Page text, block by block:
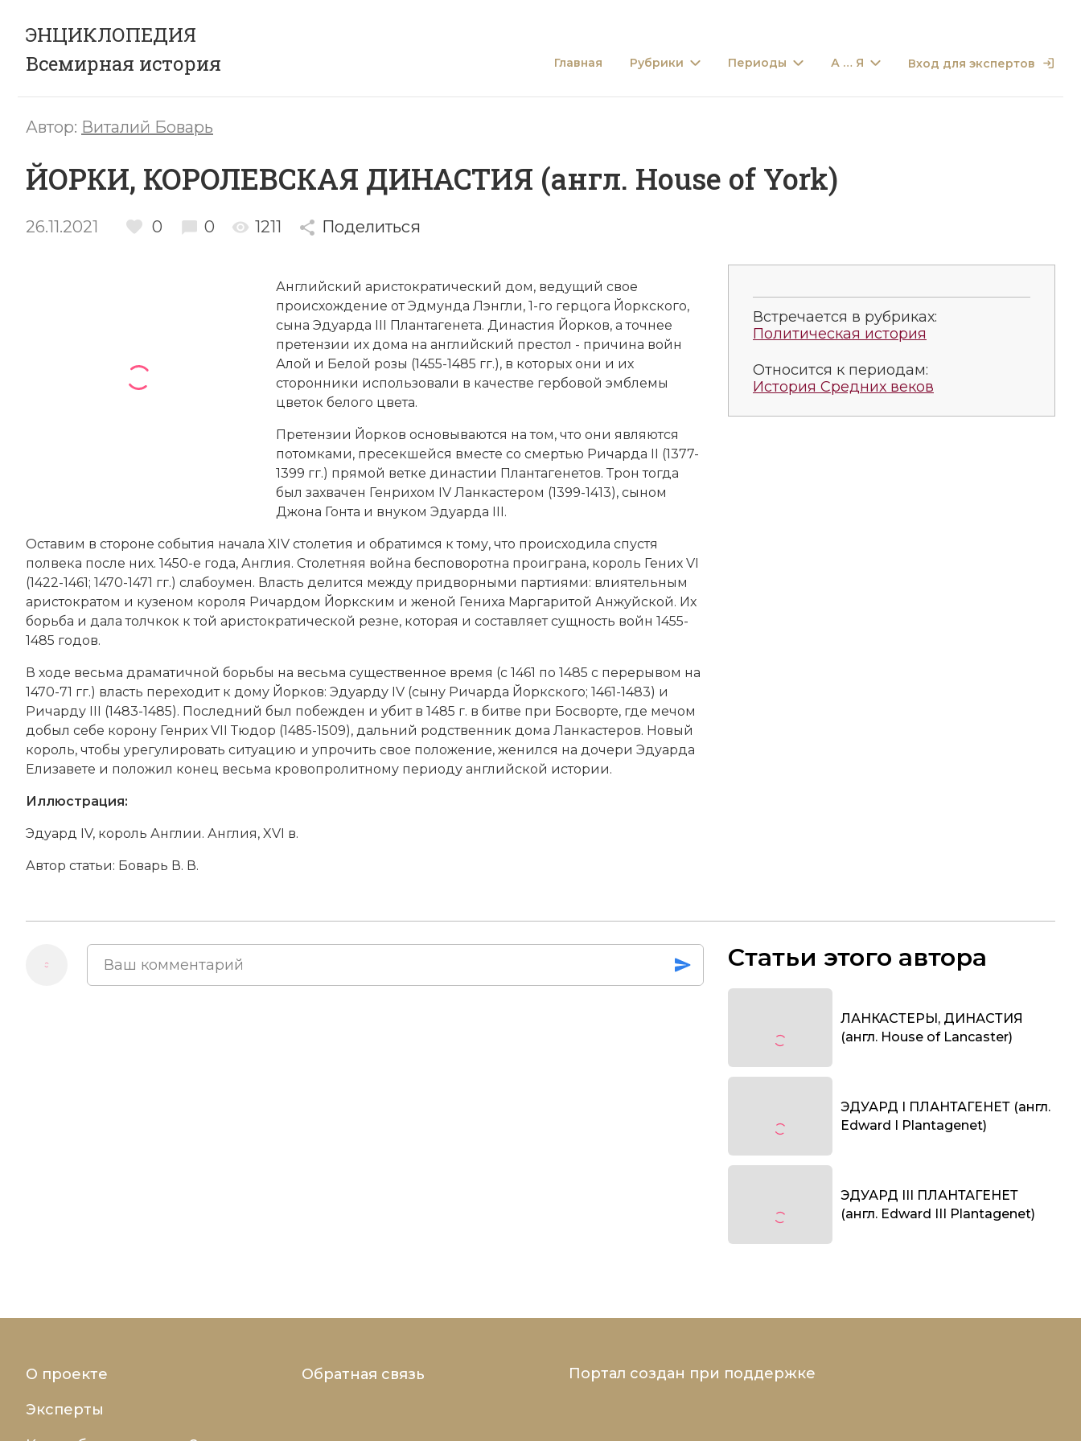
ЭНЦИКЛОПЕДИЯ
Всемирная история
Главная Рубрики Периоды А … Я Вход для экспертов
Автор: Виталий Боварь
ЙОРКИ, КОРОЛЕВСКАЯ ДИНАСТИЯ (англ. House of York)
26.11.2021 0 0 1211 Поделиться
Английский аристократический дом, ведущий свое
происхождение от Эдмунда Лэнгли, 1-го герцога Йоркского,
сына Эдуарда III Плантагенета. Династия Йорков, а точнее
претензии их дома на английский престол - причина войн
Алой и Белой розы (1455-1485 гг.), в которых они и их
сторонники использовали в качестве гербовой эмблемы
цветок белого цвета.
Претензии Йорков основываются на том, что они являются
потомками, пресекшейся вместе со смертью Ричарда II (1377-
1399 гг.) прямой ветке династии Плантагенетов. Трон тогда
был захвачен Генрихом IV Ланкастером (1399-1413), сыном
Джона Гонта и внуком Эдуарда III.
Оставим в стороне события начала XIV столетия и обратимся к тому, что происходила спустя
полвека после них. 1450-е года, Англия. Столетняя война бесповоротна проиграна, король Гених VI
(1422-1461; 1470-1471 гг.) слабоумен. Власть делится между придворными партиями: влиятельным
аристократом и кузеном короля Ричардом Йоркским и женой Гениха Маргаритой Анжуйской. Их
борьба и дала толчкок к той аристократической резне, которая и составляет сущность войн 1455-
1485 годов.
В ходе весьма драматичной борьбы на весьма существенное время (с 1461 по 1485 с перерывом на
1470-71 гг.) власть переходит к дому Йорков: Эдуарду IV (сыну Ричарда Йоркского; 1461-1483) и
Ричарду III (1483-1485). Последний был побежден и убит в 1485 г. в битве при Босворте, где мечом
добыл себе корону Генрих VII Тюдор (1485-1509), дальний родственник дома Ланкастеров. Новый
король, чтобы урегулировать ситуацию и упрочить свое положение, женился на дочери Эдуарда
Елизавете и положил конец весьма кровопролитному периоду английской истории.
Иллюстрация:
Эдуард IV, король Англии. Англия, XVI в.
Автор статьи: Боварь В. В.
Встречается в рубриках:
Политическая история
Относится к периодам:
История Средних веков
Статьи этого автора
ЛАНКАСТЕРЫ, ДИНАСТИЯ
(англ. House of Lancaster)
ЭДУАРД I ПЛАНТАГЕНЕТ (англ.
Edward I Plantagenet)
ЭДУАРД III ПЛАНТАГЕНЕТ
(англ. Edward III Plantagenet)
О проекте
Эксперты
Обратная связь Портал создан при поддержке